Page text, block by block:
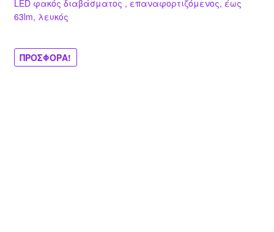
LED φακός διαβάσματος , επαναφορτιζόμενος, έως
63lm, λευκός
ΠΡΟΣΦΟΡΆ!